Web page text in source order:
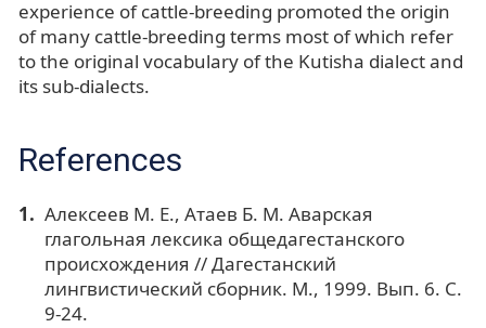
experience of cattle-breeding promoted the origin
of many cattle-breeding terms most of which refer
to the original vocabulary of the Kutisha dialect and
its sub-dialects.
References
Алексеев М. Е., Атаев Б. М. Аварская
глагольная лексика общедагестанского
происхождения // Дагестанский
лингвистический сборник. М., 1999. Вып. 6. С.
9-24.